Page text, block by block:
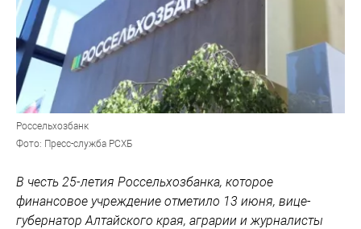
Россельхозбанк
Фото: Пресс-служба РСХБ
В честь 25-летия Россельхозбанка, которое
финансовое учреждение отметило 13 июня, вице-
губернатор Алтайского края, аграрии и журналисты